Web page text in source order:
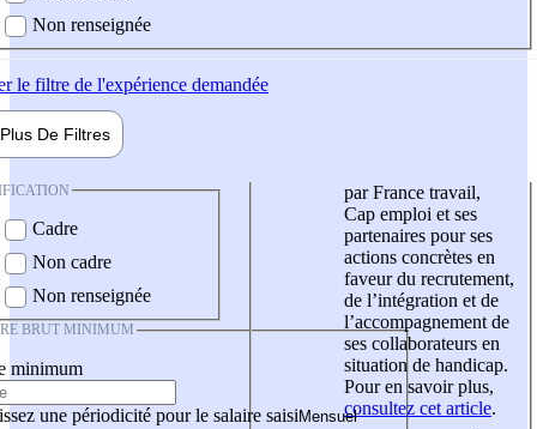
Non renseignée
le filtre de l'expérience demandée
Plus De Filtres
Cadre
Non cadre
Non renseignée
BRUT MINIMUM
minimum
une périodicité pour le salaire saisi
par France travail,
Cap emploi et ses
partenaires pour ses
actions concrètes en
faveur du recrutement,
de l’intégration et de
l’accompagnement de
ses collaborateurs en
situation de handicap.
Pour en savoir plus,
consultez cet article.